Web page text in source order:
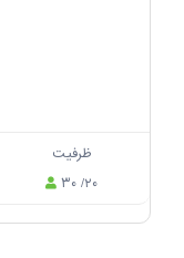
ظرفیت
۳۰ /۲۰